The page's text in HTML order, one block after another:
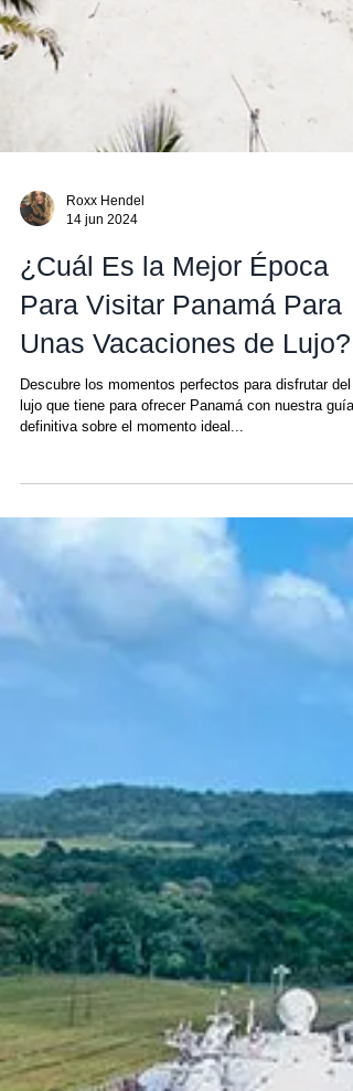
14 jun 2024
¿Cuál Es la Mejor Época
Para Visitar Panamá Para
Unas Vacaciones de Lujo?
Descubre los momentos perfectos para disfrutar del